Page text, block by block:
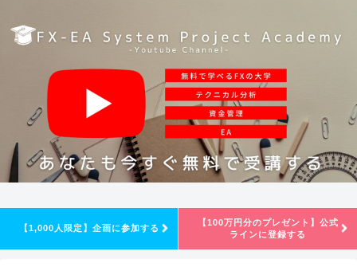
【1,000人限定】企画に参加する
【100万円分のプレゼント】公式
ラインに登録する